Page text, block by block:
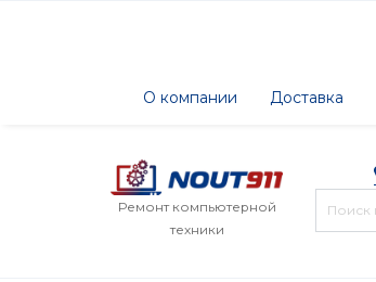
О компании Доставка
Ремонт компьютерной
техники